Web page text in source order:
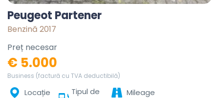
Peugeot Partener
Benzină 2017
Preț necesar
€ 5.000
Business (factură cu TVA deductibilă)
Locație Tipul de Mileage